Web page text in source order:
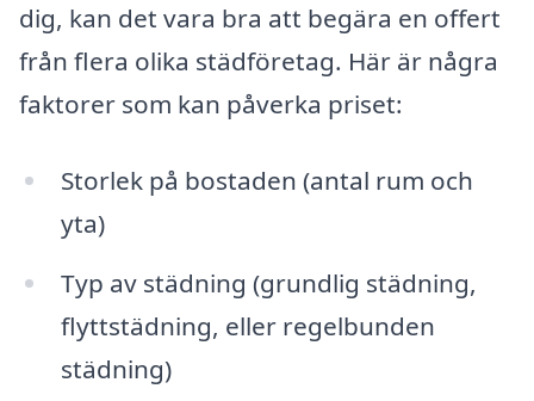
dig, kan det vara bra att begära en offert
från flera olika städföretag. Här är några
faktorer som kan påverka priset:
Storlek på bostaden (antal rum och
yta)
Typ av städning (grundlig städning,
flyttstädning, eller regelbunden
städning)